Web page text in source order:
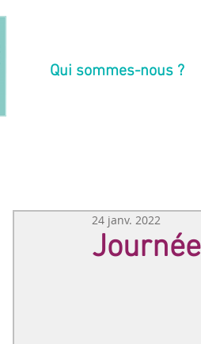
Qui sommes-nous ?
24 janv. 2022